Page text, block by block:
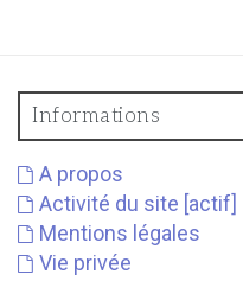
Informations
A propos
Activité du site [actif]
Mentions légales
Vie privée